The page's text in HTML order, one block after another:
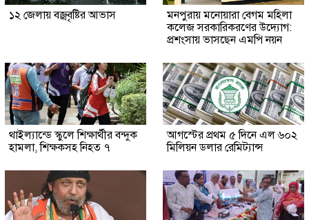
১২ জেলায় বজ্রবৃষ্টির আভাস
মনপুরায় মনোয়ারা বেগম মহিলা
কলেজ সরকারিকরণের উদ্যোগ:
প্রশংসায় ভাসছেন এমপি নয়ন
থাইল্যান্ডে স্কুলে শিক্ষার্থীর বন্দুক
হামলা, শিক্ষকসহ নিহত ৭
আগস্টের প্রথম ৫ দিনে এল ৬০২
মিলিয়ন ডলার রেমিট্যান্স